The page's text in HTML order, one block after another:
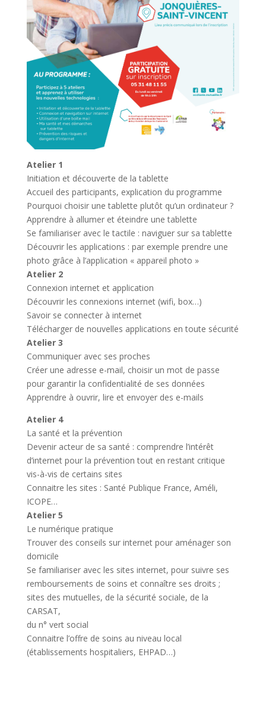
Atelier 1
Initiation et découverte de la tablette
Accueil des participants, explication du programme
Pourquoi choisir une tablette plutôt qu’un ordinateur ?
Apprendre à allumer et éteindre une tablette
Se familiariser avec le tactile : naviguer sur sa tablette
Découvrir les applications : par exemple prendre une
photo grâce à l’application « appareil photo »
Atelier 2
Connexion internet et application
Découvrir les connexions internet (wifi, box…)
Savoir se connecter à internet
Télécharger de nouvelles applications en toute sécurité
Atelier 3
Communiquer avec ses proches
Créer une adresse e-mail, choisir un mot de passe
pour garantir la confidentialité de ses données
Apprendre à ouvrir, lire et envoyer des e-mails
Atelier 4
La santé et la prévention
Devenir acteur de sa santé : comprendre l’intérêt
d’internet pour la prévention tout en restant critique
vis-à-vis de certains sites
Connaitre les sites : Santé Publique France, Améli,
ICOPE…
Atelier 5
Le numérique pratique
Trouver des conseils sur internet pour aménager son
domicile
Se familiariser avec les sites internet, pour suivre ses
remboursements de soins et connaître ses droits ;
sites des mutuelles, de la sécurité sociale, de la
CARSAT,
du n° vert social
Connaitre l’offre de soins au niveau local
(établissements hospitaliers, EHPAD…)